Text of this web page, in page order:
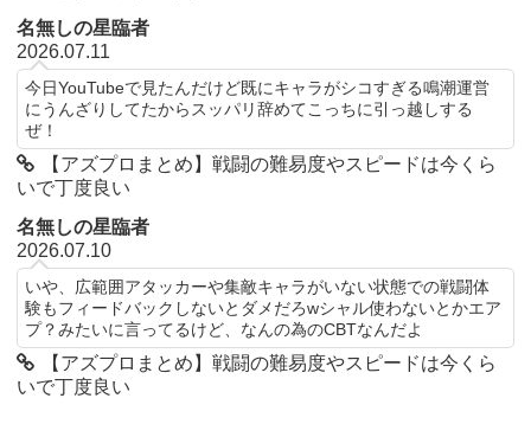
名無しの星臨者
2026.07.11
今日YouTubeで見たんだけど既にキャラがシコすぎる鳴潮運営
にうんざりしてたからスッパリ辞めてこっちに引っ越しする
ぜ！
【アズプロまとめ】戦闘の難易度やスピードは今くら
いで丁度良い
名無しの星臨者
2026.07.10
いや、広範囲アタッカーや集敵キャラがいない状態での戦闘体
験もフィードバックしないとダメだろwシャル使わないとかエア
プ？みたいに言ってるけど、なんの為のCBTなんだよ
【アズプロまとめ】戦闘の難易度やスピードは今くら
いで丁度良い